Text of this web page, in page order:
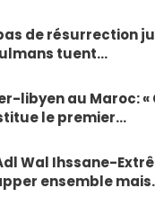
de résurrection
tuent…
libyen au Maroc: «
le premier…
Wal Ihssane-
ensemble